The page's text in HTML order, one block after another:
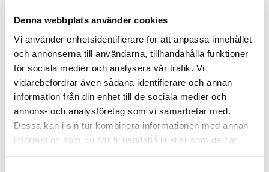
Denna webbplats använder cookies
Vi använder enhetsidentifierare för att anpassa innehållet
och annonserna till användarna, tillhandahålla funktioner
för sociala medier och analysera vår trafik. Vi
vidarebefordrar även sådana identifierare och annan
information från din enhet till de sociala medier och
annons- och analysföretag som vi samarbetar med.
Dessa kan i sin tur kombinera informationen med annan
information som du har tillhandahållit eller som de har